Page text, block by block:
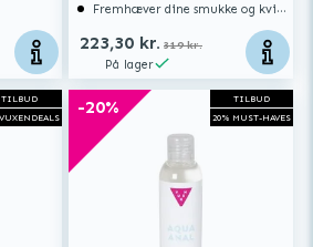
Fremhæver dine smukke og kvindelige former
223,30 kr. 319 kr.
På lager
TILBUD
TILBUD
20% MUST-HAVES
-20%